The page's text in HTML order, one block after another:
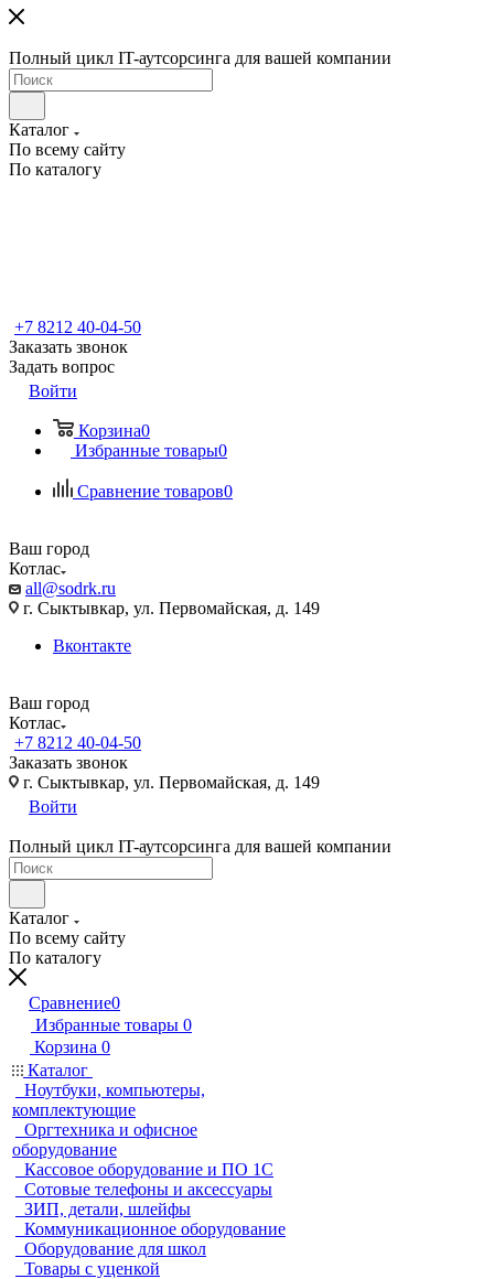
Полный цикл IT-аутсорсинга для вашей компании
Каталог
По всему сайту
По каталогу
+7 8212 40-04-50
Заказать звонок
Задать вопрос
Войти
Корзина0
Избранные товары0
Сравнение товаров0
Ваш город
Котлас
all@sodrk.ru
г. Сыктывкар, ул. Первомайская, д. 149
Вконтакте
Ваш город
Котлас
+7 8212 40-04-50
Заказать звонок
г. Сыктывкар, ул. Первомайская, д. 149
Войти
Полный цикл IT-аутсорсинга для вашей компании
Каталог
По всему сайту
По каталогу
Сравнение0
Избранные товары 0
Корзина 0
Каталог
Ноутбуки, компьютеры,
комплектующие
Оргтехника и офисное
оборудование
Кассовое оборудование и ПО 1С
Сотовые телефоны и аксессуары
ЗИП, детали, шлейфы
Коммуникационное оборудование
Оборудование для школ
Товары с уценкой